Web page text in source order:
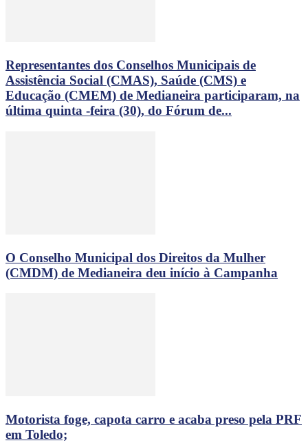
Representantes dos Conselhos Municipais de
Assistência Social (CMAS), Saúde (CMS) e
Educação (CMEM) de Medianeira participaram, na
última quinta -feira (30), do Fórum de...
O Conselho Municipal dos Direitos da Mulher
(CMDM) de Medianeira deu início à Campanha
Motorista foge, capota carro e acaba preso pela PRF
em Toledo;